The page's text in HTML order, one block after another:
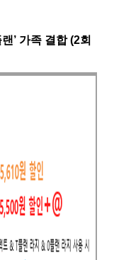
’ 가족 결합 (2회